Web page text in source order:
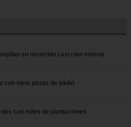
su recorrido casi cien metros
con siete pistas de pádel
con miles de plantaciones